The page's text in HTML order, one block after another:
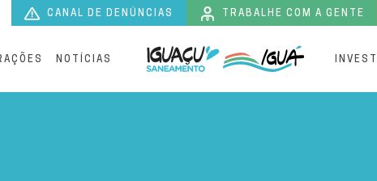
CANAL DE DENÚNCIAS TRABALHE COM A GENTE
NOTÍCIAS